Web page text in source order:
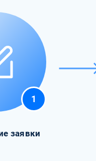
1
заявки